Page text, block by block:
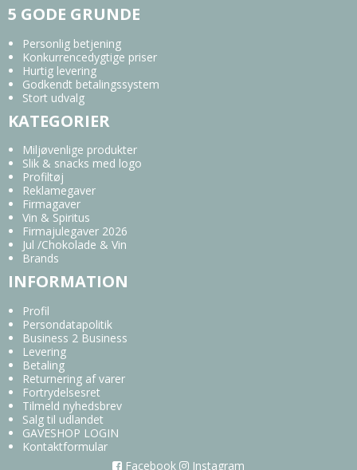
5 GODE GRUNDE
Personlig betjening
Konkurrencedygtige priser
Hurtig levering
Godkendt betalingssystem
Stort udvalg
KATEGORIER
Miljøvenlige produkter
Slik & snacks med logo
Profiltøj
Reklamegaver
Firmagaver
Vin & Spiritus
Firmajulegaver 2026
Jul /Chokolade & Vin
Brands
INFORMATION
Profil
Persondatapolitik
Business 2 Business
Levering
Betaling
Returnering af varer
Fortrydelsesret
Tilmeld nyhedsbrev
Salg til udlandet
GAVESHOP LOGIN
Kontaktformular
Facebook
Instagram